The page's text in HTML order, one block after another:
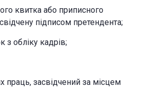
квитка або приписного
підписом претендента;
з обліку кадрів;
праць, засвідчений за місцем